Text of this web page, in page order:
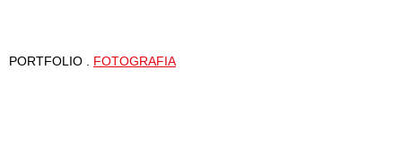
PORTFOLIO . FOTOGRAFIA